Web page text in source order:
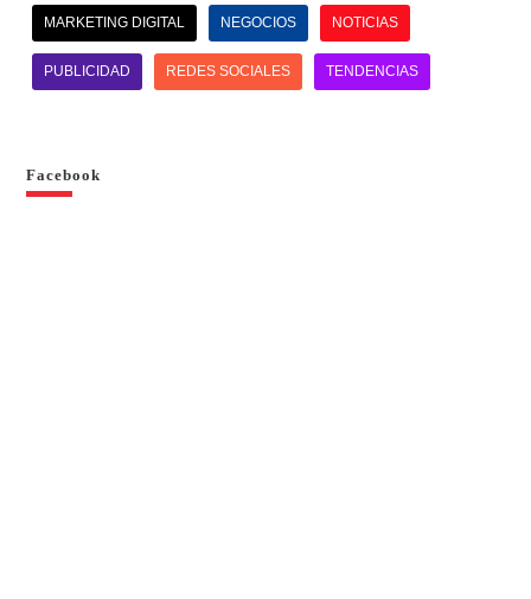
MARKETING DIGITAL NEGOCIOS NOTICIAS
PUBLICIDAD REDES SOCIALES TENDENCIAS
Facebook